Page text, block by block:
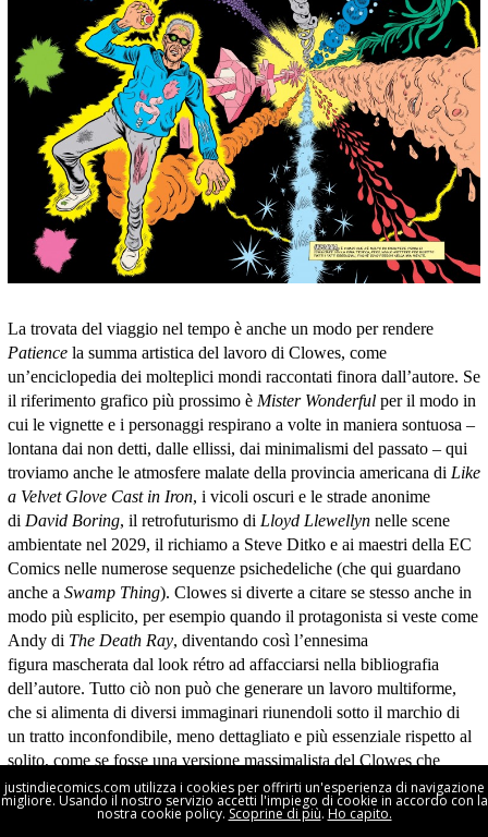
La trovata del viaggio nel tempo è anche un modo per rendere
Patiencela summa artistica del lavoro di Clowes, come
un’enciclopedia dei molteplici mondi raccontati finora dall’autore. Se
il riferimento grafico più prossimo è Mister Wonderfulper il modo in
cui le vignette e i personaggi respirano a volte in maniera sontuosa –
lontana dai non detti, dalle ellissi, dai minimalismi del passato – qui
troviamo anche le atmosfere malate della provincia americana di Like
a Velvet Glove Cast in Iron, i vicoli oscuri e le strade anonime
di David Boring, il retrofuturismo di Lloyd Llewellynnelle scene
ambientate nel 2029, il richiamo a Steve Ditko e ai maestri della EC
Comics nelle numerose sequenze psichedeliche (che qui guardano
anche a Swamp Thing). Clowes si diverte a citare se stesso anche in
modo più esplicito, per esempio quando il protagonista si veste come
Andy di The Death Ray, diventando così l’ennesima
figura mascherata dal look rétro ad affacciarsi nella bibliografia
dell’autore. Tutto ciò non può che generare un lavoro multiforme,
che si alimenta di diversi immaginari riunendoli sotto il marchio di
un tratto inconfondibile, meno dettagliato e più essenziale rispetto al
solito, come se fosse una versione massimalista del Clowes che
conosciamo. Massimalista proprio come la storia che racconta.
justindiecomics.com utilizza i cookies per offrirti un'esperienza di navigazione
migliore. Usando il nostro servizio accetti l'impiego di cookie in accordo con la
nostra cookie policy. Scoprine di più. Ho capito.